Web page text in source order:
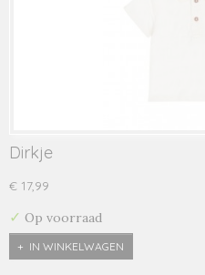
Dirkje
€ 17,99
✓ Op voorraad
IN WINKELWAGEN